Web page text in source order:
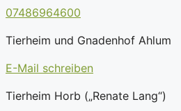
07486964600
Tierheim und Gnadenhof Ahlum
E-Mail schreiben
Tierheim Horb („Renate Lang“)